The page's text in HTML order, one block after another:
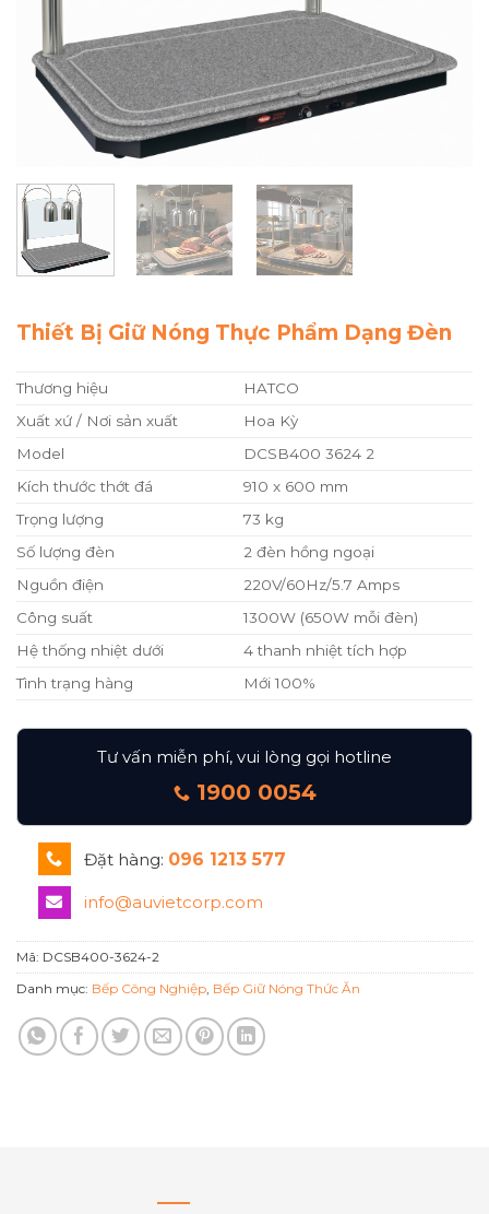
Thiết Bị Giữ Nóng Thực Phẩm Dạng Đèn
Thương hiệu
HATCO
Xuất xứ / Nơi sản xuất
Hoa Kỳ
Model
DCSB400 3624 2
Kích thước thớt đá
910 x 600 mm
Trọng lượng
73 kg
Số lượng đèn
2 đèn hồng ngoại
Nguồn điện
220V/60Hz/5.7 Amps
Công suất
1300W (650W mỗi đèn)
Hệ thống nhiệt dưới
4 thanh nhiệt tích hợp
Tình trạng hàng
Mới 100%
Tư vấn miễn phí, vui lòng gọi hotline
1900 0054
Đặt hàng: 096 1213 577
info@auvietcorp.com
Mã: DCSB400-3624-2
Danh mục: Bếp Công Nghiệp Bếp Giữ Nóng Thức Ăn